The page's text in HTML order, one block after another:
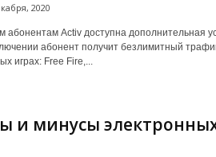
2020
абонентам Activ доступна дополнительная
абонент получит безлимитный
играх: Free Fire,...
и минусы